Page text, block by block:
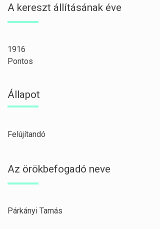
A kereszt állításának éve
1916
Pontos
Állapot
Felújítandó
Az örökbefogadó neve
Párkányi Tamás